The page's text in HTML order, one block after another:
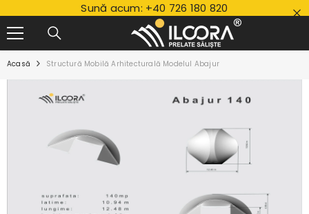
Sună acum: +40 726 180 820
Acasă Structură Mobilă Arhitecturală Modelul Abajur